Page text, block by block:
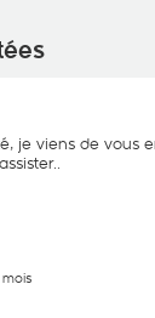
je viens de vous